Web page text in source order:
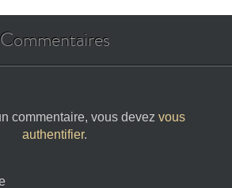
Commentaires
commentaire, vous devez vous
authentifier.